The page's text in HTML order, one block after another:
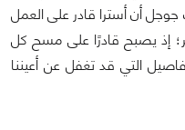
أن أسترا قادر على العمل
إذ يصبح قادرًا على مسح كل
التي قد تغفل عن أعيننا